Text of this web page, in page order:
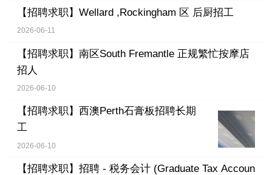
【招聘求职】 Wellard ,Rockingham 区 后厨招工
2026-06-11
【招聘求职】 南区South Fremantle 正规繁忙按摩店
招人
2026-06-10
【招聘求职】 西澳Perth石膏板招聘长期
工
2026-06-10
【招聘求职】 招聘 - 税务会计 (Graduate Tax Accoun